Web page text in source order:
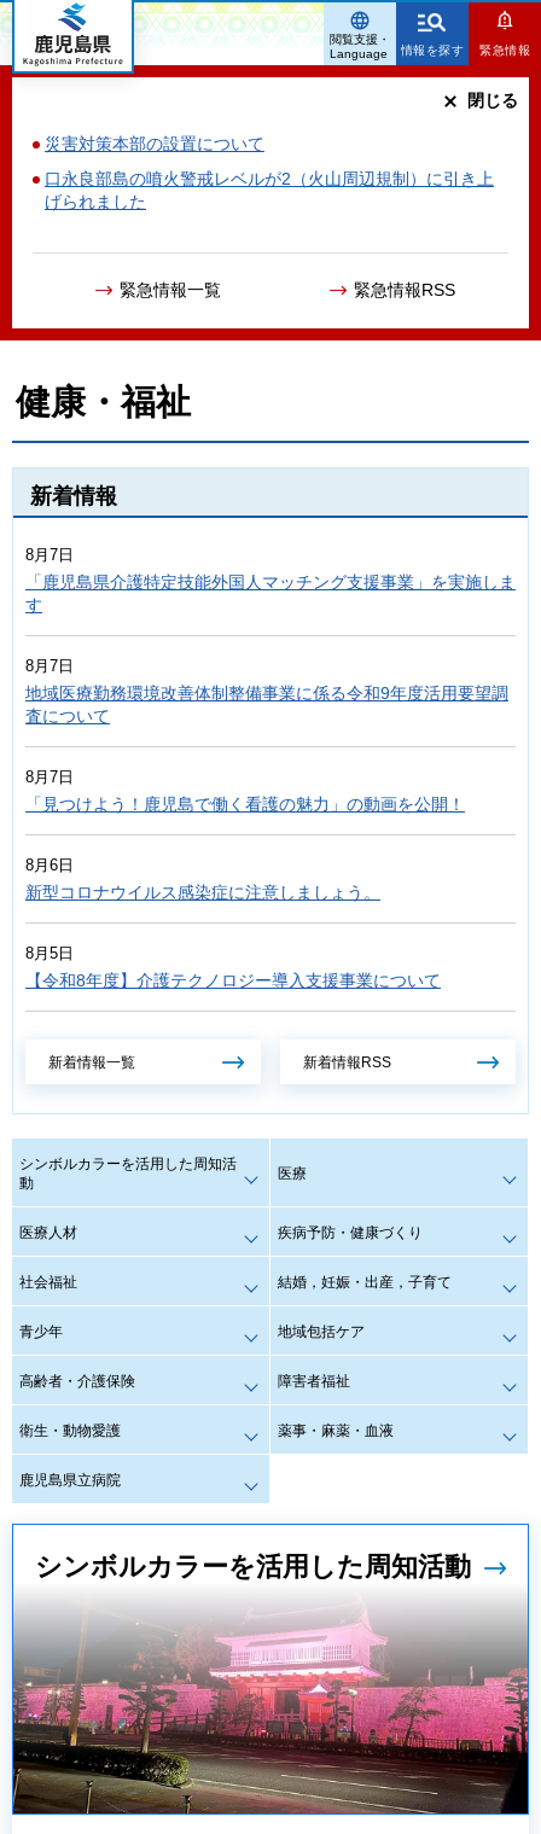
鹿児島県
情報を探す 緊急情報
災害対策本部の設置について
口永良部島の噴火警戒レベルが2（火山周辺規制）に引き上
げられました
緊急情報一覧 緊急情報RSS
閉じる
閲覧支援・
Language
健康・福祉
新着情報
8月7日
「鹿児島県介護特定技能外国人マッチング支援事業」を実施しま
す
8月7日
地域医療勤務環境改善体制整備事業に係る令和9年度活用要望調
査について
8月7日
「見つけよう！鹿児島で働く看護の魅力」の動画を公開！
8月6日
新型コロナウイルス感染症に注意しましょう。
8月5日
【令和8年度】介護テクノロジー導入支援事業について
新着情報一覧 新着情報RSS
シンボルカラーを活用した周知活
動
医療
医療人材 疾病予防・健康づくり
社会福祉 結婚，妊娠・出産，子育て
青少年 地域包括ケア
高齢者・介護保険 障害者福祉
衛生・動物愛護 薬事・麻薬・血液
鹿児島県立病院
シンボルカラーを活用した周知活動